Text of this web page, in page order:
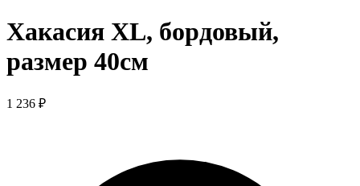
Хакасия XL, бордовый,
размер 40см
1 236 ₽